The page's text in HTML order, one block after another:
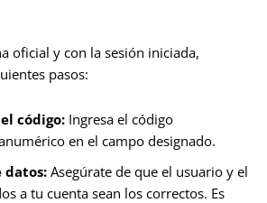
oficial y con la sesión iniciada,
pasos:
código: Ingresa el código
en el campo designado.
datos: Asegúrate de que el usuario y el
a tu cuenta sean los correctos. Es